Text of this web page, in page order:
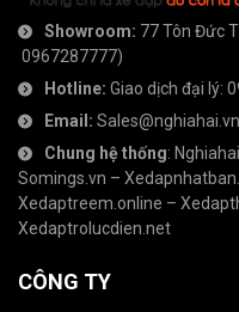
Showroom: 77 Tôn Đức
0967287777)
Hotline: Giao dịch đại lý:
Email: Sales@nghiahai.vn
Chung hệ thống:
Somings.vn –
Xedaptreem.online –
Xedaptrolucdien.net
CÔNG TY